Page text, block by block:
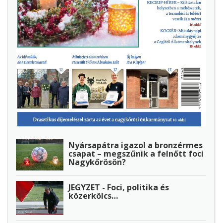
Nyársapátra igazol a bronzérmes
csapat – megszűnik a felnőtt foci
Nagykőrösön?
JEGYZET - Foci, politika és
közerkölcs…